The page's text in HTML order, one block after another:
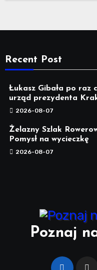
Recent Post
Łukasz Gibała po raz
urząd prezydenta
2026-08-07
Żelazny Szlak
Pomysł na wycieczkę
2026-08-07
Poznaj